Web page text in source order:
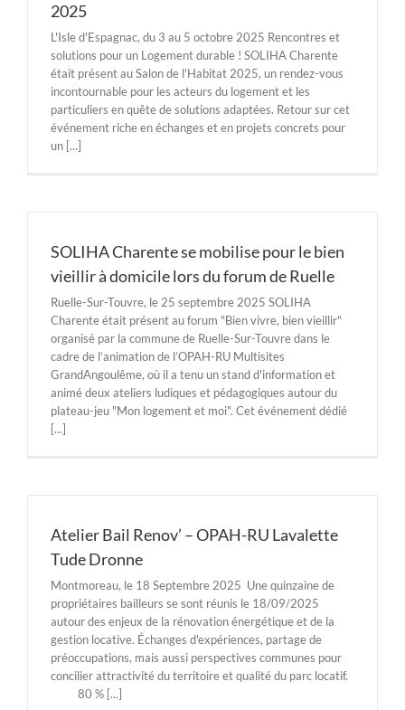
2025
L'Isle d'Espagnac, du 3 au 5 octobre 2025 Rencontres et
solutions pour un Logement durable ! SOLIHA Charente
était présent au Salon de l'Habitat 2025, un rendez-vous
incontournable pour les acteurs du logement et les
particuliers en quête de solutions adaptées. Retour sur cet
événement riche en échanges et en projets concrets pour
un [...]
SOLIHA Charente se mobilise pour le bien
vieillir à domicile lors du forum de Ruelle
Ruelle-Sur-Touvre, le 25 septembre 2025 SOLIHA
Charente était présent au forum "Bien vivre, bien vieillir"
organisé par la commune de Ruelle-Sur-Touvre dans le
cadre de l’animation de l’OPAH-RU Multisites
GrandAngoulême, où il a tenu un stand d'information et
animé deux ateliers ludiques et pédagogiques autour du
plateau-jeu "Mon logement et moi". Cet événement dédié
[...]
Atelier Bail Renov’ – OPAH-RU Lavalette
Tude Dronne
Montmoreau, le 18 Septembre 2025 Une quinzaine de
propriétaires bailleurs se sont réunis le 18/09/2025
autour des enjeux de la rénovation énergétique et de la
gestion locative. Échanges d'expériences, partage de
préoccupations, mais aussi perspectives communes pour
concilier attractivité du territoire et qualité du parc locatif.
80 % [...]